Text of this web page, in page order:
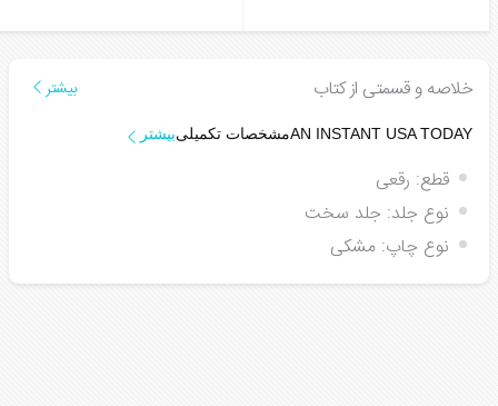
خلاصه و قسمتی از کتاب بیشتر
AN INSTANT USA TODAY مشخصات تکمیلیبیشتر
قطع: رقعی
نوع جلد: جلد سخت
نوع چاپ: مشکی